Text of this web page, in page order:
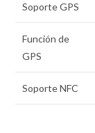
Soporte GPS
Función de
GPS
Soporte NFC